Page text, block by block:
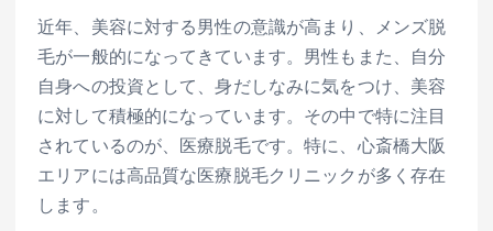
近年、美容に対する男性の意識が高まり、メンズ脱
毛が一般的になってきています。男性もまた、自分
自身への投資として、身だしなみに気をつけ、美容
に対して積極的になっています。その中で特に注目
されているのが、医療脱毛です。特に、心斎橋大阪
エリアには高品質な医療脱毛クリニックが多く存在
します。